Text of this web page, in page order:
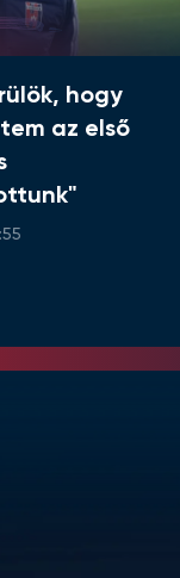
hogy
az első